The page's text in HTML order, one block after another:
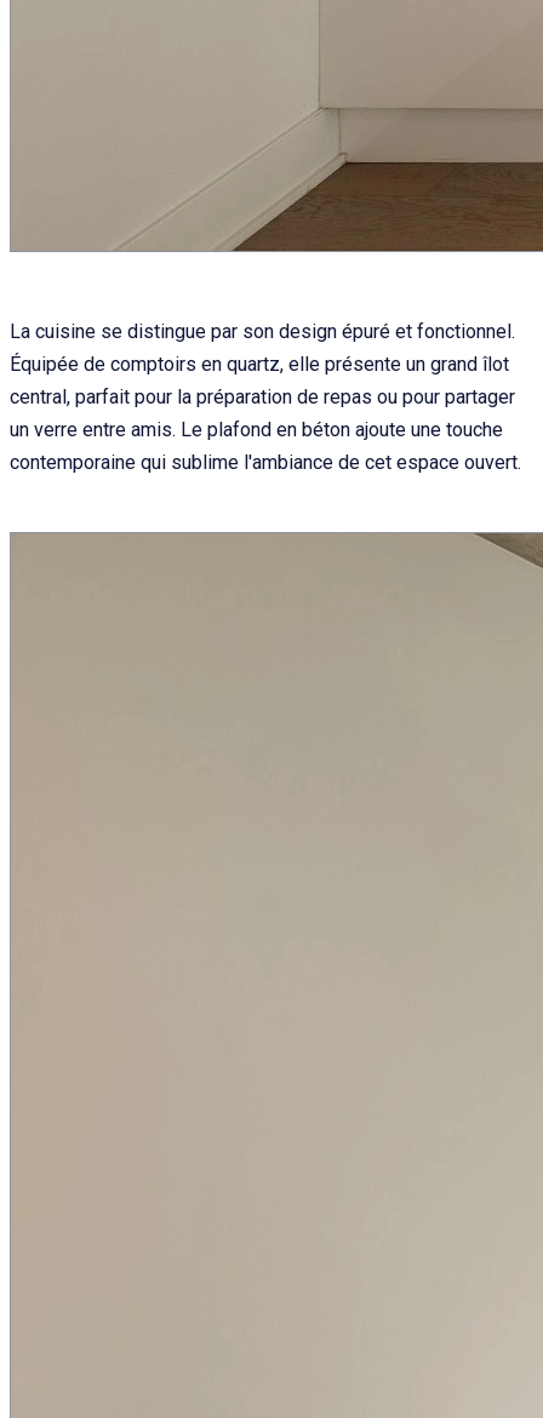
La cuisine se distingue par son design épuré et fonctionnel.
Équipée de comptoirs en quartz, elle présente un grand îlot
central, parfait pour la préparation de repas ou pour partager
un verre entre amis. Le plafond en béton ajoute une touche
contemporaine qui sublime l'ambiance de cet espace ouvert.